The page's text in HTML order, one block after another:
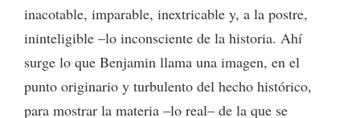
inacotable, imparable, inextricable y, a la postre,
ininteligible –lo inconsciente de la historia. Ahí
surge lo que Benjamin llama una imagen, en el
punto originario y turbulento del hecho histórico,
para mostrar la materia –lo real– de la que se